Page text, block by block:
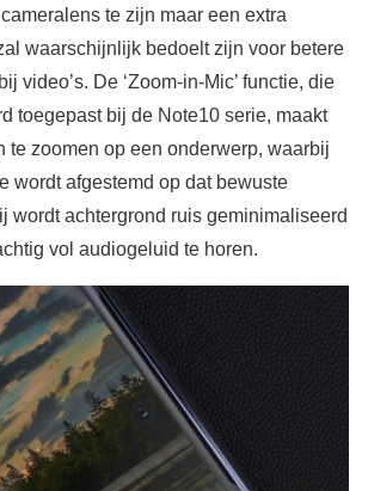
te zijn maar een extra
waarschijnlijk bedoelt zijn voor betere
video’s. De ‘Zoom-in-Mic’ functie, die
toegepast bij de Note10 serie, maakt
te zoomen op een onderwerp, waarbij
wordt afgestemd op dat bewuste
wordt achtergrond ruis geminimaliseerd
vol audiogeluid te horen.